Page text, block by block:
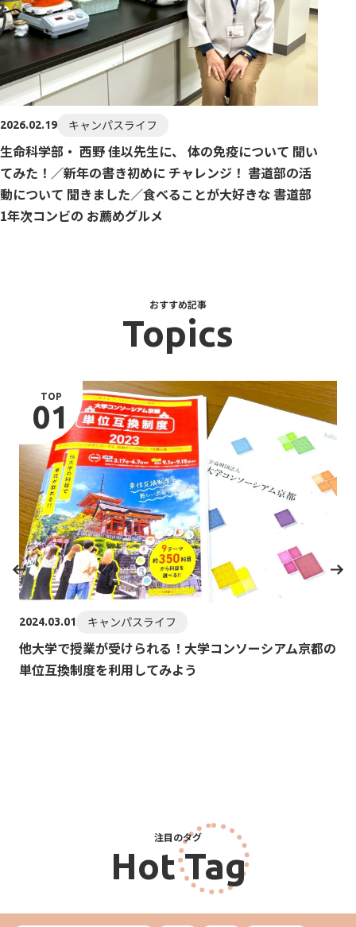
2026.02.19 キャンパスライフ
生命科学部・ 西野 佳以先生に、 体の免疫について 聞い
てみた！／新年の書き初めに チャレンジ！ 書道部の活
動について 聞きました／食べることが大好きな 書道部
1年次コンビの お薦めグルメ
おすすめ記事
Topics
TOP
01
2024.03.01 キャンパスライフ
他大学で授業が受けられる！⼤学コンソーシアム京都の
単位互換制度を利用してみよう
注目のタグ
Hot Tag